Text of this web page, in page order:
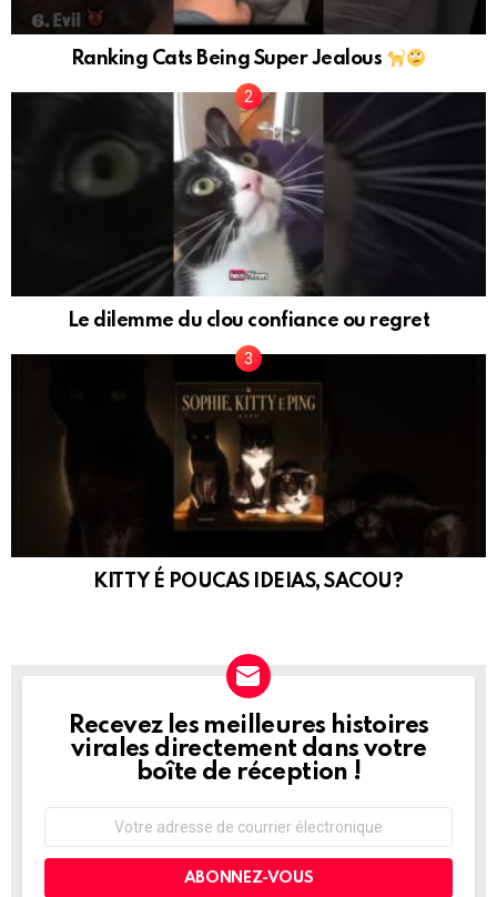
Ranking Cats Being Super Jealous
Le dilemme du clou confiance ou regret
KITTY É POUCAS IDEIAS, SACOU?
NEWSLETTER
Recevez les meilleures histoires
virales directement dans votre
boîte de réception !
courrier